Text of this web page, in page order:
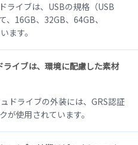
ライブは、USBの規格（USB
、16GB、32GB、64GB、
ます。
ライブは、環境に配慮した素材
ドライブの外装には、GRS認証
が使用されています。